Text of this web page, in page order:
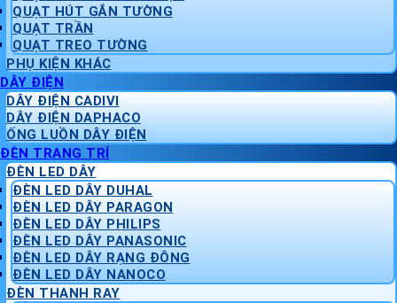
QUẠT HÚT GẮN TƯỜNG
QUẠT TRẦN
QUẠT TREO TƯỜNG
PHỤ KIỆN KHÁC
DÂY ĐIỆN
DÂY ĐIỆN CADIVI
DÂY ĐIỆN DAPHACO
ỐNG LUỒN DÂY ĐIỆN
ĐÈN TRANG TRÍ
ĐÈN LED DÂY
ĐÈN LED DÂY DUHAL
ĐÈN LED DÂY PARAGON
ĐÈN LED DÂY PHILIPS
ĐÈN LED DÂY PANASONIC
ĐÈN LED DÂY RẠNG ĐÔNG
ĐÈN LED DÂY NANOCO
ĐÈN THANH RAY